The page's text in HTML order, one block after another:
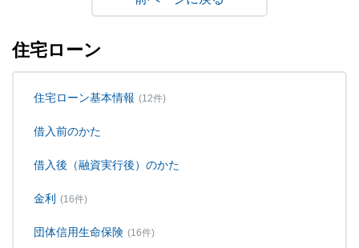
住宅ローン
住宅ローン基本情報 (12件)
借入前のかた
借入後（融資実行後）のかた
金利 (16件)
団体信用生命保険 (16件)